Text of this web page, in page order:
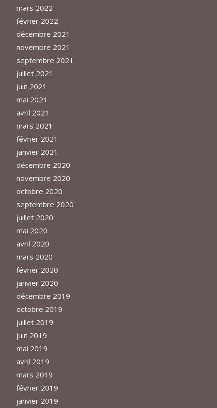
mars 2022
février 2022
décembre 2021
novembre 2021
septembre 2021
juillet 2021
juin 2021
mai 2021
avril 2021
mars 2021
février 2021
janvier 2021
décembre 2020
novembre 2020
octobre 2020
septembre 2020
juillet 2020
mai 2020
avril 2020
mars 2020
février 2020
janvier 2020
décembre 2019
octobre 2019
juillet 2019
juin 2019
mai 2019
avril 2019
mars 2019
février 2019
janvier 2019